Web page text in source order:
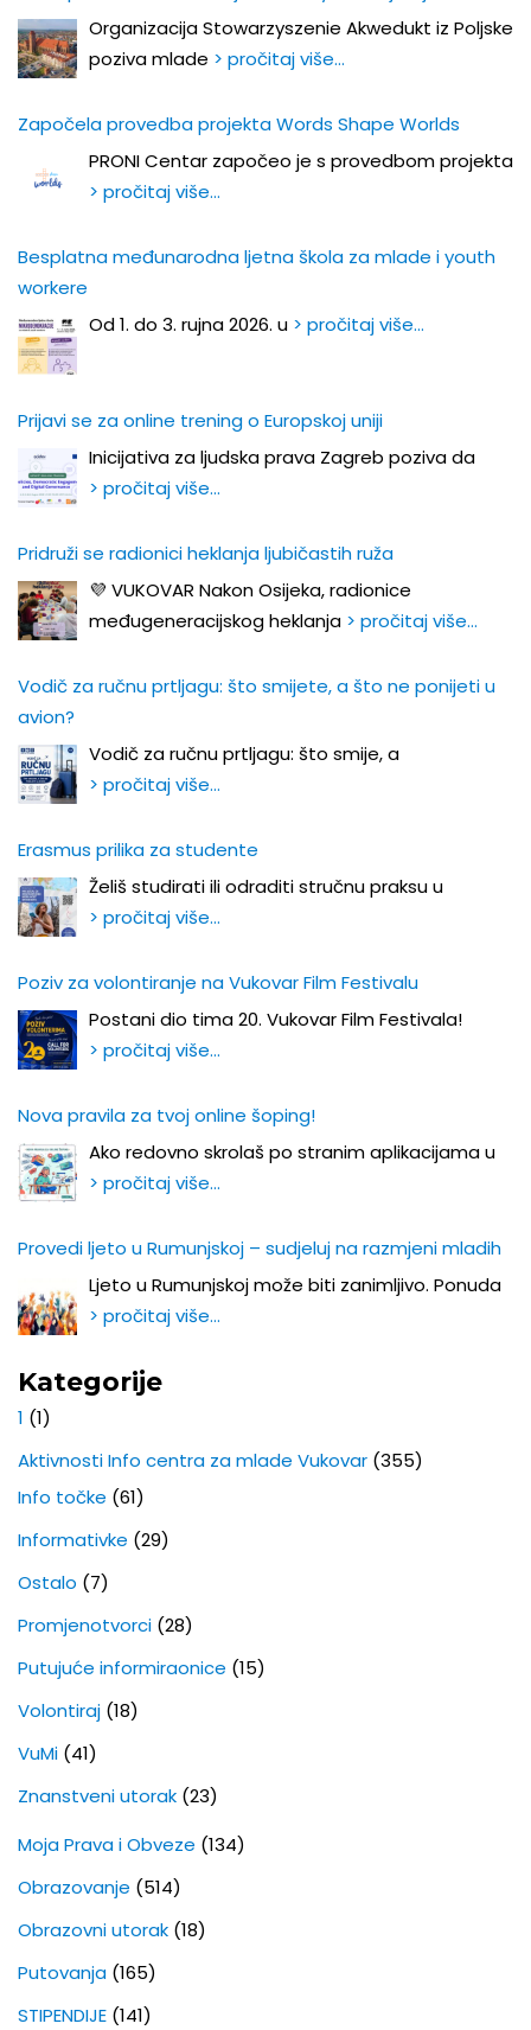
Organizacija Stowarzyszenie Akwedukt iz Poljske
poziva mlade > pročitaj više…
Započela provedba projekta Words Shape Worlds
PRONI Centar započeo je s provedbom projekta
> pročitaj više…
Besplatna međunarodna ljetna škola za mlade i youth
workere
Od 1. do 3. rujna 2026. u > pročitaj više…
Prijavi se za online trening o Europskoj uniji
Inicijativa za ljudska prava Zagreb poziva da
> pročitaj više…
Pridruži se radionici heklanja ljubičastih ruža
💜 VUKOVAR Nakon Osijeka, radionice
međugeneracijskog heklanja > pročitaj više…
Vodič za ručnu prtljagu: što smijete, a što ne ponijeti u
avion?
Vodič za ručnu prtljagu: što smije, a
> pročitaj više…
Erasmus prilika za studente
Želiš studirati ili odraditi stručnu praksu u
> pročitaj više…
Poziv za volontiranje na Vukovar Film Festivalu
Postani dio tima 20. Vukovar Film Festivala!
> pročitaj više…
Nova pravila za tvoj online šoping!
Ako redovno skrolaš po stranim aplikacijama u
> pročitaj više…
Provedi ljeto u Rumunjskoj – sudjeluj na razmjeni mladih
Ljeto u Rumunjskoj može biti zanimljivo. Ponuda
> pročitaj više…
Kategorije
1 (1)
Aktivnosti Info centra za mlade Vukovar (355)
Info točke (61)
Informativke (29)
Ostalo (7)
Promjenotvorci (28)
Putujuće informiraonice (15)
Volontiraj (18)
VuMi (41)
Znanstveni utorak (23)
Moja Prava i Obveze (134)
Obrazovanje (514)
Obrazovni utorak (18)
Putovanja (165)
STIPENDIJE (141)